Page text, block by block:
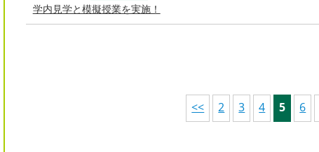
学内見学と模擬授業を実施！
<< 2 3 4 5 6